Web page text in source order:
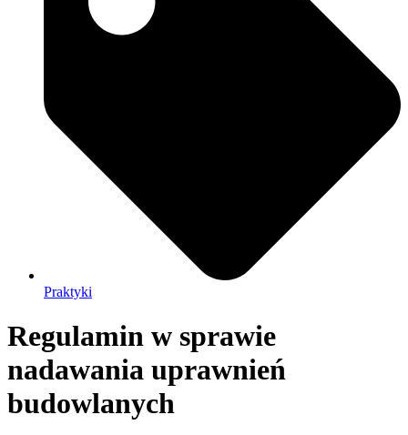
Praktyki
Regulamin w sprawie
nadawania uprawnień
budowlanych